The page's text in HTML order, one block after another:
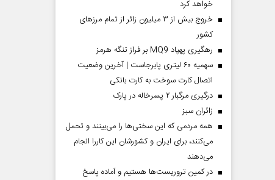
خواهد کرد
خروج بیش از ۳ میلیون زائر از تمام مرز‌های
کشور
رهگیری پهپاد MQ9 بر فراز تنگه هرمز
سهمیه ۶۰ لیتری پابرجاست | آخرین وضعیت
اتصال کارت سوخت به کارت بانکی
درگیری مرگبار ۲ پسرخاله در پارک
‌زائران سبز
همه مردمی که این سختی‌ها را می‌بینند و تحمل
می‌کنند، برای ایران و کشورشان این کاررا انجام
می‌دهند
در کمین تروریست‌ها هستیم و آماده پاسخ